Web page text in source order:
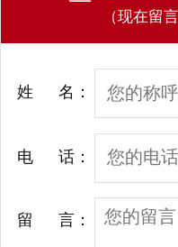
（现在留
姓 名：
电 话：
留 言：